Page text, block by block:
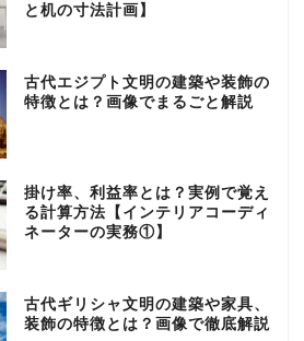
と机の寸法計画】
古代エジプト文明の建築や装飾の
特徴とは？画像でまるごと解説
掛け率、利益率とは？実例で覚え
る計算方法【インテリアコーディ
ネーターの実務①】
古代ギリシャ文明の建築や家具、
装飾の特徴とは？画像で徹底解説